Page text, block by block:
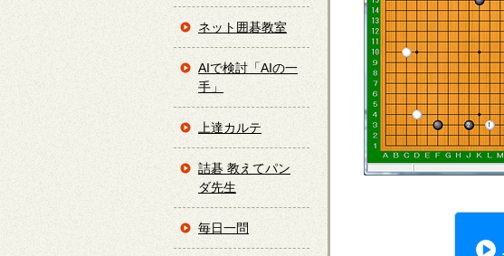
ネット囲碁教室
AIで検討「AIの一
手」
上達カルテ
詰碁 教えてパン
ダ先生
毎日一問